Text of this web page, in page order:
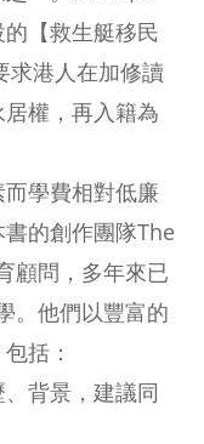
【救生艇移民
求港人在加修讀
權，再入籍為
學費相對低廉
的創作團隊The
顧問，多年來已
。他們以豐富的
括：
、背景，建議同